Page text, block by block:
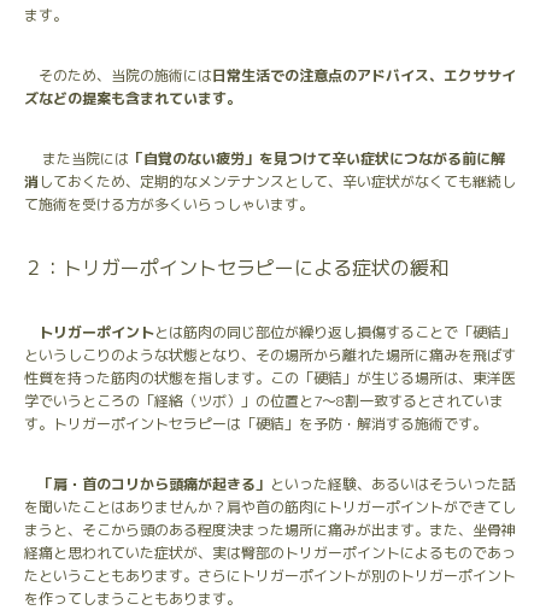
ます。
そのため、当院の施術には日常生活での注意点のアドバイス、エクササイ
ズなどの提案も含まれています。
また当院には 「自覚のない疲労」を見つけて辛い症状につながる前に解
消しておくため、定期的なメンテナンスとして、辛い症状がなくても継続し
て施術を受ける方が多くいらっしゃいます。
２：トリガーポイントセラピーによる症状の緩和
トリガーポイントとは筋肉の同じ部位が繰り返し損傷することで「硬結」
というしこりのような状態となり、その場所から離れた場所に痛みを飛ばす
性質を持った筋肉の状態を指します。この「硬結」が生じる場所は、東洋医
学でいうところの「経絡（ツボ）」の位置と7〜8割一致するとされていま
す。トリガーポイントセラピーは「硬結」を予防・解消する施術です。
「肩・首のコリから頭痛が起きる」 といった経験、あるいはそういった話
を聞いたことはありませんか？肩や首の筋肉にトリガーポイントができてし
まうと、そこから頭のある程度決まった場所に痛みが出ます。また、坐骨神
経痛と思われていた症状が、実は臀部のトリガーポイントによるものであっ
たということもあります。さらにトリガーポイントが別のトリガーポイント
を作ってしまうこともあります。